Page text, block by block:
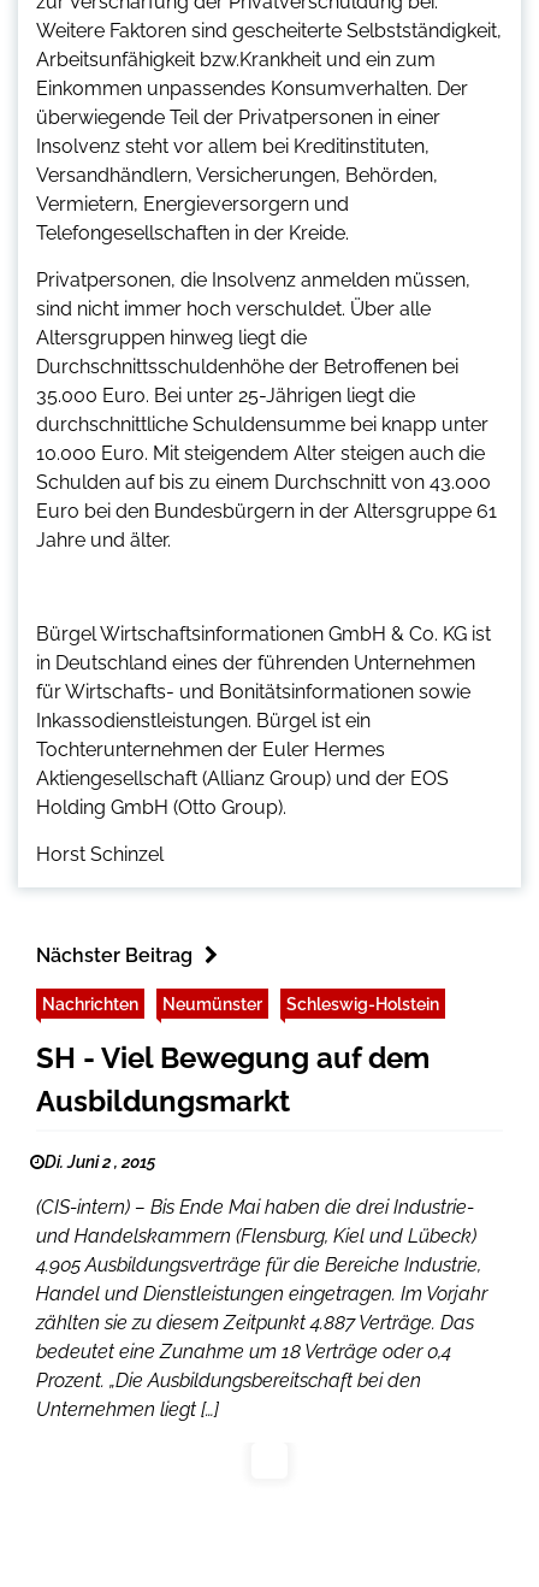
Weitere Faktoren sind gescheiterte Selbstständigkeit,
Arbeitsunfähigkeit bzw.Krankheit und ein zum
Einkommen unpassendes Konsumverhalten. Der
überwiegende Teil der Privatpersonen in einer
Insolvenz steht vor allem bei Kreditinstituten,
Versandhändlern, Versicherungen, Behörden,
Vermietern, Energieversorgern und
Telefongesellschaften in der Kreide.
Privatpersonen, die Insolvenz anmelden müssen,
sind nicht immer hoch verschuldet. Über alle
Altersgruppen hinweg liegt die
Durchschnittsschuldenhöhe der Betroffenen bei
35.000 Euro. Bei unter 25-Jährigen liegt die
durchschnittliche Schuldensumme bei knapp unter
10.000 Euro. Mit steigendem Alter steigen auch die
Schulden auf bis zu einem Durchschnitt von 43.000
Euro bei den Bundesbürgern in der Altersgruppe 61
Jahre und älter.
Bürgel Wirtschaftsinformationen GmbH & Co. KG ist
in Deutschland eines der führenden Unternehmen
für Wirtschafts- und Bonitätsinformationen sowie
Inkassodienstleistungen. Bürgel ist ein
Tochterunternehmen der Euler Hermes
Aktiengesellschaft (Allianz Group) und der EOS
Holding GmbH (Otto Group).
Horst Schinzel
Nächster Beitrag
Nachrichten Neumünster Schleswig-Holstein
SH - Viel Bewegung auf dem
Ausbildungsmarkt
Di. Juni 2 , 2015
(CIS-intern) – Bis Ende Mai haben die drei Industrie-
und Handelskammern (Flensburg, Kiel und Lübeck)
4.905 Ausbildungsverträge für die Bereiche Industrie,
Handel und Dienstleistungen eingetragen. Im Vorjahr
zählten sie zu diesem Zeitpunkt 4.887 Verträge. Das
bedeutet eine Zunahme um 18 Verträge oder 0,4
Prozent. „Die Ausbildungsbereitschaft bei den
Unternehmen liegt […]